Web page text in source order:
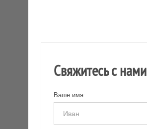
Свяжитесь с нами
Ваше имя: